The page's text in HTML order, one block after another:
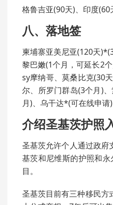
格鲁吉亚(90天)、印度
八、落地签
柬埔寨亚美尼亚(120天
黎巴嫩(1个月，可延长2
sy摩纳哥、莫桑比克(30
尔、所罗门群岛(3个月)
月)、乌干达*(可在线申
介绍圣基茨护照
圣基茨允许个人通过政府
基茨和尼维斯的护照和
目。
圣基茨目前有三种移民方